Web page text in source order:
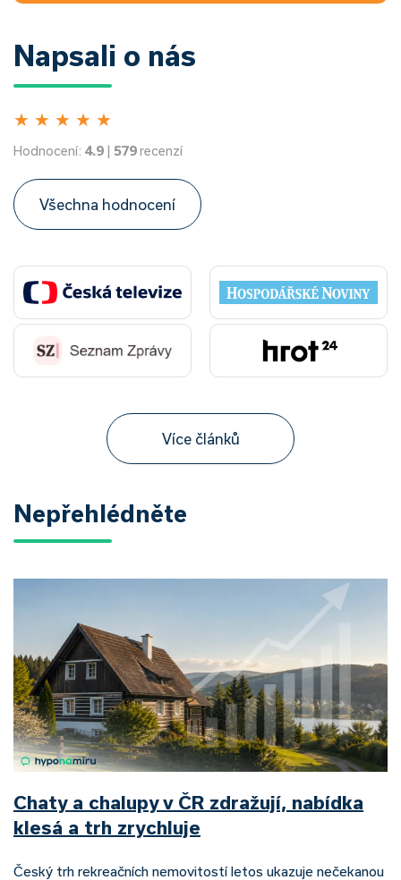
Napsali o nás
★ ★ ★ ★ ★
Hodnocení: 4.9 | 579recenzí
Všechna hodnocení
Více článků
Nepřehlédněte
Chaty a chalupy v ČR zdražují, nabídka
klesá a trh zrychluje
Český trh rekreačních nemovitostí letos ukazuje nečekanou